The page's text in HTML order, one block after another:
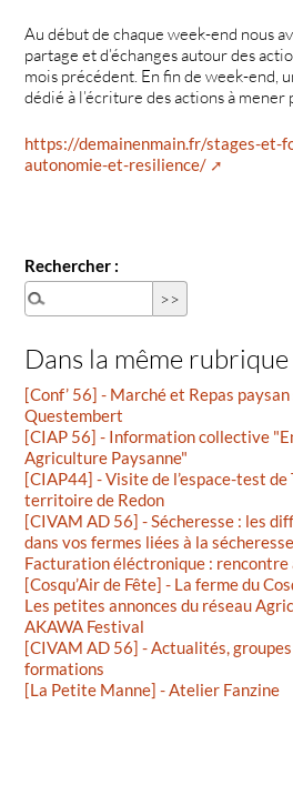
Au début de chaque week-end nous
partage et d’échanges autour des
mois précédent. En fin de week-end,
dédié à l’écriture des actions à
https://demainenmain.fr/stages-et-
autonomie-et-resilience/
Rechercher :
Dans la même rubrique
[Conf’ 56] - Marché et Repas
Questembert
[CIAP 56] - Information collective
Agriculture Paysanne"
[CIAP44] - Visite de l’espace-test
territoire de Redon
[CIVAM AD 56] - Sécheresse : les
dans vos fermes liées à la
Facturation éléctronique : rencontre
[Cosqu’Air de Fête] - La ferme du
Les petites annonces du réseau
AKAWA Festival
[CIVAM AD 56] - Actualités, groupes
formations
[La Petite Manne] - Atelier Fanzine